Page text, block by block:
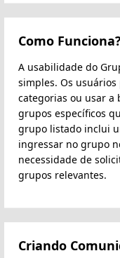
Como Funciona?
A usabilidade do
simples. Os
categorias ou usar a
grupos específicos
grupo listado inclui
ingressar no grupo
necessidade de
grupos relevantes.
Criando